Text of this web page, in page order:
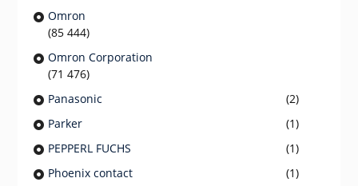
Omron
(85 444)
Omron Corporation
(71 476)
Panasonic
(2)
Parker
(1)
PEPPERL FUCHS
(1)
Phoenix contact
(1)